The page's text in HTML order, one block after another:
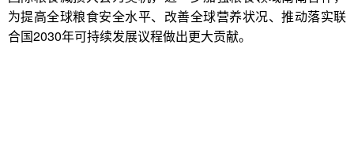
为提高全球粮食安全水平、改善全球营养状况、推动落实联
合国2030年可持续发展议程做出更大贡献。